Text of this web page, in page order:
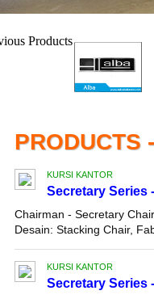
PRODUCTS -
KURSI KANTOR
Secretary Series
Chairman - Secretary
Desain: Stacking Chair,
KURSI KANTOR
Secretary Series